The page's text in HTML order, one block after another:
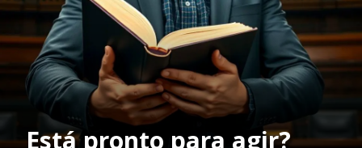
Está pronto para agir?